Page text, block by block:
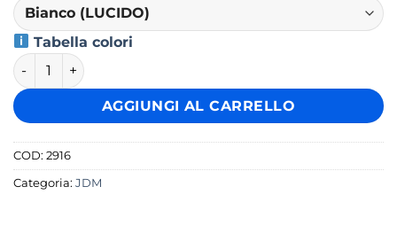
Tabella colori
No Smoke No Fun Diesel Power quantità
AGGIUNGI AL CARRELLO
COD: 2916
Categoria: JDM